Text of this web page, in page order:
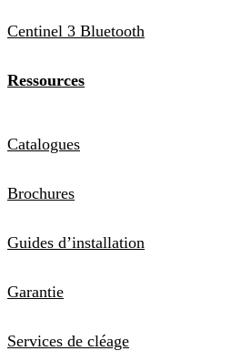
Centinel 3 Bluetooth
Ressources
Catalogues
Brochures
Guides d’installation
Garantie
Services de cléage